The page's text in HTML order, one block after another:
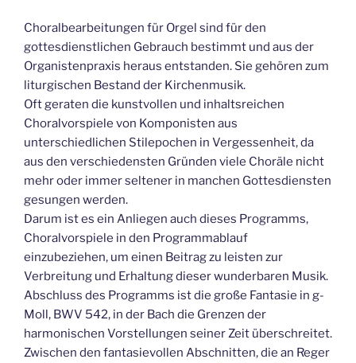
Choralbearbeitungen für Orgel sind für den
gottesdienstlichen Gebrauch bestimmt und aus der
Organistenpraxis heraus entstanden. Sie gehören zum
liturgischen Bestand der Kirchenmusik.
Oft geraten die kunstvollen und inhaltsreichen
Choralvorspiele von Komponisten aus
unterschiedlichen Stilepochen in Vergessenheit, da
aus den verschiedensten Gründen viele Choräle nicht
mehr oder immer seltener in manchen Gottesdiensten
gesungen werden.
Darum ist es ein Anliegen auch dieses Programms,
Choralvorspiele in den Programmablauf
einzubeziehen, um einen Beitrag zu leisten zur
Verbreitung und Erhaltung dieser wunderbaren Musik.
Abschluss des Programms ist die große Fantasie in g-
Moll, BWV 542, in der Bach die Grenzen der
harmonischen Vorstellungen seiner Zeit überschreitet.
Zwischen den fantasievollen Abschnitten, die an Reger